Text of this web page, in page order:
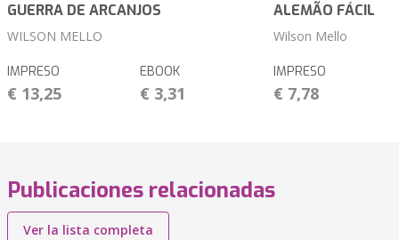
GUERRA DE ARCANJOS
WILSON MELLO
IMPRESO
€ 13,25
EBOOK
€ 3,31
ALEMÃO FÁCIL
Wilson Mello
IMPRESO
€ 7,78
Publicaciones relacionadas
Ver la lista completa